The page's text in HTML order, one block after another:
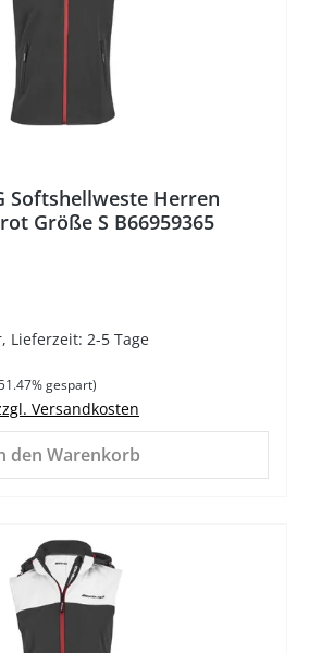
Softshellweste Herren
Größe S B66959365
Lieferzeit: 2-5 Tage
gespart)
Versandkosten
den Warenkorb